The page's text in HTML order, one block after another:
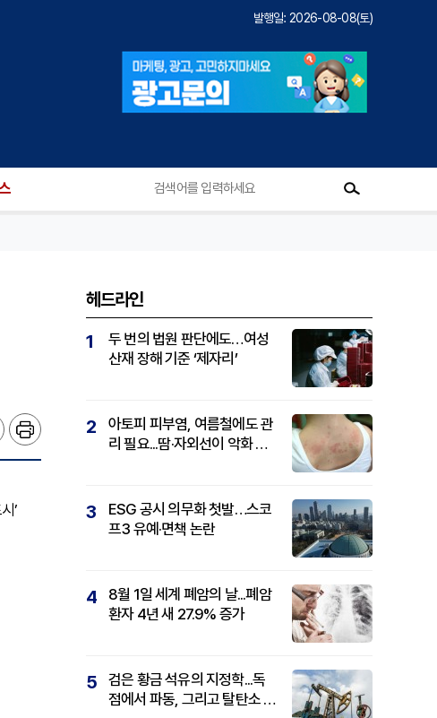
발행일: 2026-08-08(토)
’
헤드라인
1
두 번의 법원 판단에도…여성
산재 장해 기준 ‘제자리’
2
아토피 피부염, 여름철에도 관
리 필요...땀·자외선이 악화 요
3
ESG 공시 의무화 첫발…스코
프3 유예·면책 논란
4
8월 1일 세계 폐암의 날...폐암
환자 4년 새 27.9% 증가
5
검은 황금 석유의 지정학...독
점에서 파동, 그리고 탈탄소 패